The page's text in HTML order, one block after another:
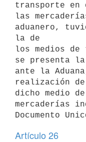
transporte
las
aduanero,
la de
los medios
se presenta la
ante la
realización de
dicho medio
mercaderías
Artículo 26